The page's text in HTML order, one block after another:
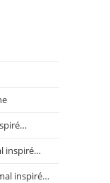
inspiré…
inspiré…